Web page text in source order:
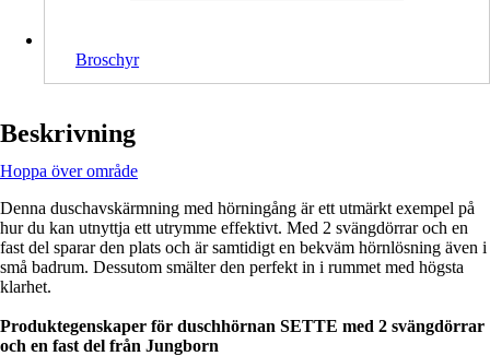
Broschyr
Beskrivning
Hoppa över område
Denna duschavskärmning med hörningång är ett utmärkt exempel på
hur du kan utnyttja ett utrymme effektivt. Med 2 svängdörrar och en
fast del sparar den plats och är samtidigt en bekväm hörnlösning även i
små badrum. Dessutom smälter den perfekt in i rummet med högsta
klarhet.
Produktegenskaper för duschhörnan SETTE med 2 svängdörrar
och en fast del från Jungborn